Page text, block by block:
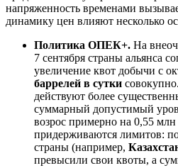
напряженность временами
динамику цен влияют несколько
Политика ОПЕК+. На
7 сентября страны альянса
увеличение квот добычи с
баррелей в сутки
действуют более
суммарный допустимый
возрос примерно на 0,55
придерживаются лимитов:
страны (например,
превысили свои квоты, а